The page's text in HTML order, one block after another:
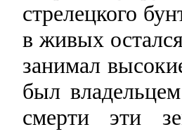
стрелецкого
в живых
занимал
был
смерти эти